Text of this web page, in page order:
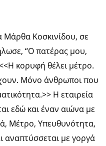
Μάρθα Κοσκινίδου, σε
“Ο πατέρας μου,
κορυφή θέλει μέτρο.
Μόνο άνθρωποι που
Η εταιρεία
εδώ και έναν αιώνα με
Μέτρο, Υπευθυνότητα,
αναπτύσσεται με γοργά